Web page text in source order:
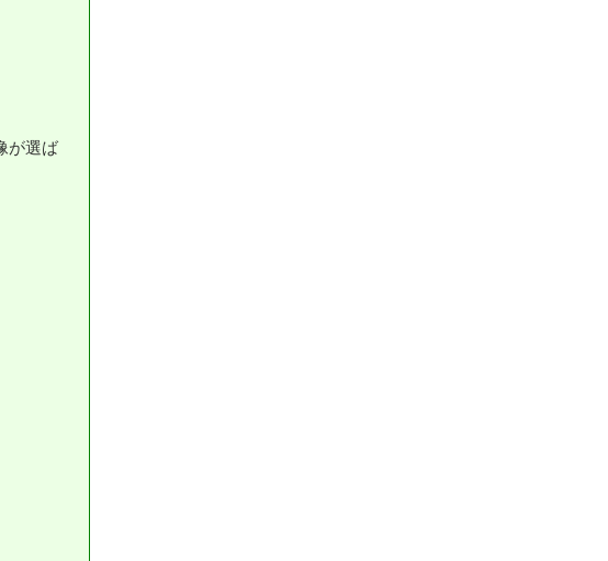
が選ば